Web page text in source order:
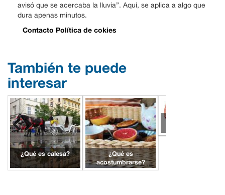
avisó que se acercaba la lluvia”. Aquí, se aplica a algo que
dura apenas minutos.
Contacto Política de cokies
También te puede
interesar
¿Qué es calesa?
¿Qué es
acostumbrarse?